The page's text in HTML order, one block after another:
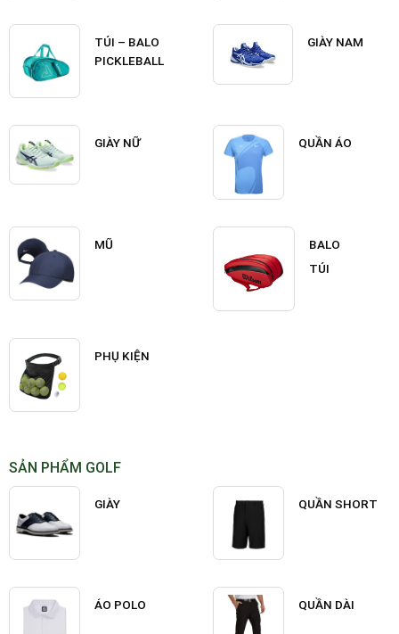
TÚI – BALO
PICKLEBALL
GIÀY NAM
GIÀY NỮ QUẦN ÁO
MŨ
BALO
TÚI
PHỤ KIỆN
SẢN PHẨM GOLF
GIÀY QUẦN SHORT
ÁO POLO QUẦN DÀI